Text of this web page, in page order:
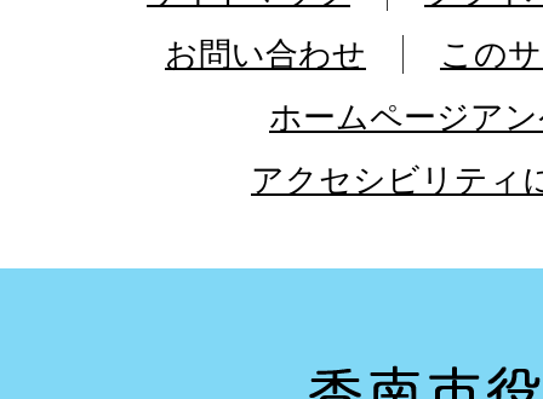
お問い合わせ
この
ホームページア
アクセシビリティ